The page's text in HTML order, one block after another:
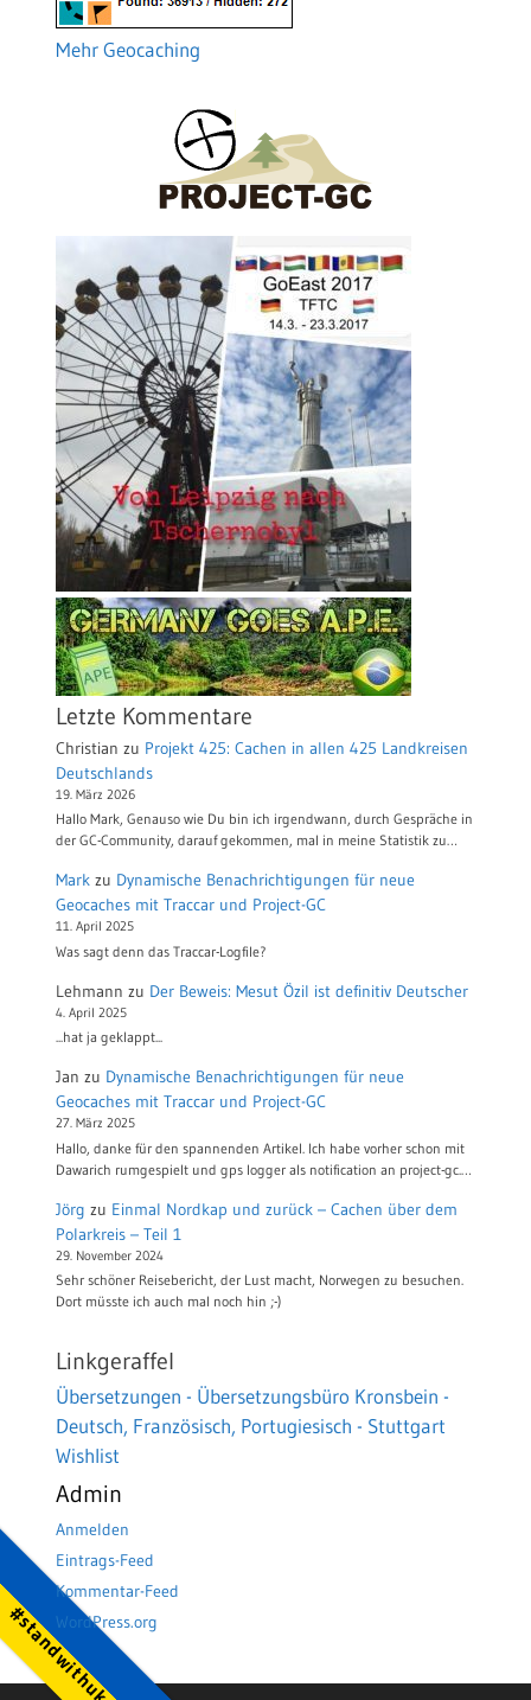
Mehr Geocaching
Letzte Kommentare
Christian zu Projekt 425: Cachen in allen 425 Landkreisen
Deutschlands
19. März 2026
Hallo Mark, Genauso wie Du bin ich irgendwann, durch Gespräche in
der GC-Community, darauf gekommen, mal in meine Statistik zu…
Mark zu Dynamische Benachrichtigungen für neue
Geocaches mit Traccar und Project-GC
11. April 2025
Was sagt denn das Traccar-Logfile?
Lehmann zu Der Beweis: Mesut Özil ist definitiv Deutscher
4. April 2025
...hat ja geklappt...
Jan zu Dynamische Benachrichtigungen für neue
Geocaches mit Traccar und Project-GC
27. März 2025
Hallo, danke für den spannenden Artikel. Ich habe vorher schon mit
Dawarich rumgespielt und gps logger als notification an project-gc.…
Jörg zu Einmal Nordkap und zurück – Cachen über dem
Polarkreis – Teil 1
29. November 2024
Sehr schöner Reisebericht, der Lust macht, Norwegen zu besuchen.
Dort müsste ich auch mal noch hin ;-)
Linkgeraffel
Übersetzungen - Übersetzungsbüro Kronsbein -
Deutsch, Französisch, Portugiesisch - Stuttgart
Wishlist
Admin
Anmelden
Eintrags-Feed
Kommentar-Feed
WordPress.org